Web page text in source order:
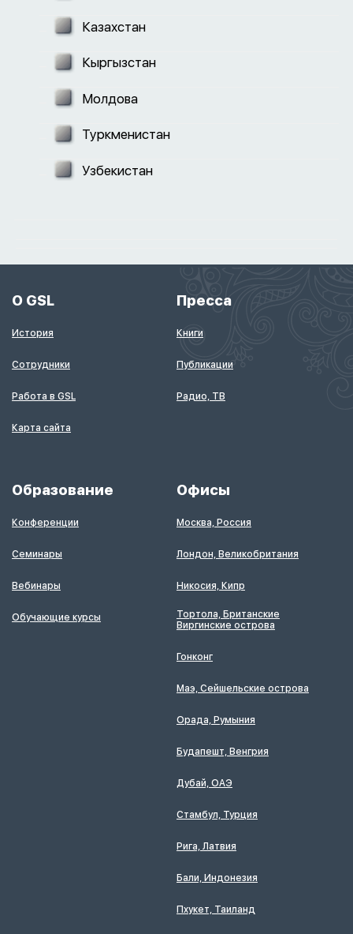
Казахстан
Кыргызстан
Молдова
Туркменистан
Узбекистан
О GSL
История
Сотрудники
Работа в GSL
Карта сайта
Пресса
Книги
Публикации
Радио, ТВ
Образование
Конференции
Семинары
Вебинары
Обучающие курсы
Офисы
Москва, Россия
Лондон, Великобритания
Никосия, Кипр
Тортола, Британские
Виргинские острова
Гонконг
Маэ, Сейшельские острова
Орада, Румыния
Будапешт, Венгрия
Дубай, ОАЭ
Стамбул, Турция
Рига, Латвия
Бали, Индонезия
Пхукет, Таиланд